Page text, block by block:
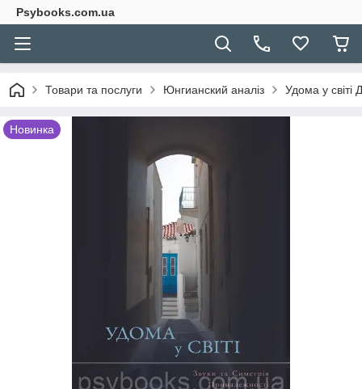
Psybooks.com.ua
Товари та послуги Юнгианский аналіз Удома у світі
Новинка